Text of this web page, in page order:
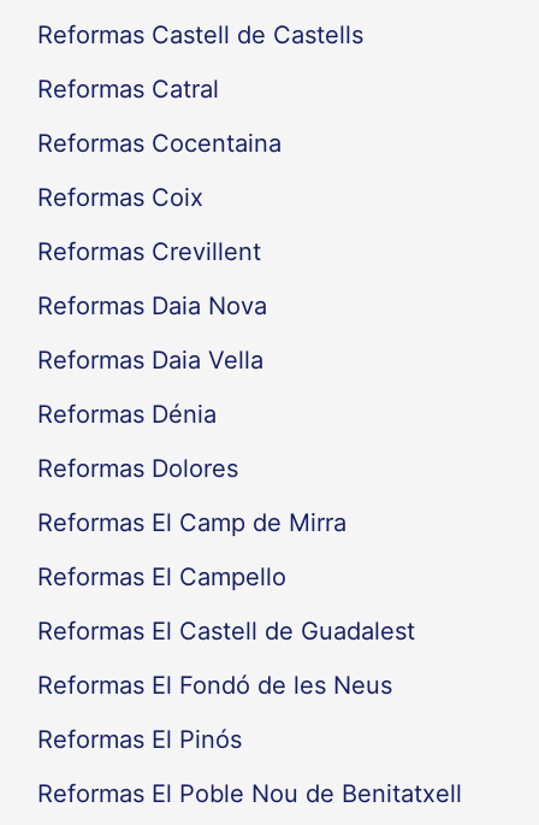
Reformas Castell de Castells
Reformas Catral
Reformas Cocentaina
Reformas Coix
Reformas Crevillent
Reformas Daia Nova
Reformas Daia Vella
Reformas Dénia
Reformas Dolores
Reformas El Camp de Mirra
Reformas El Campello
Reformas El Castell de Guadalest
Reformas El Fondó de les Neus
Reformas El Pinós
Reformas El Poble Nou de Benitatxell